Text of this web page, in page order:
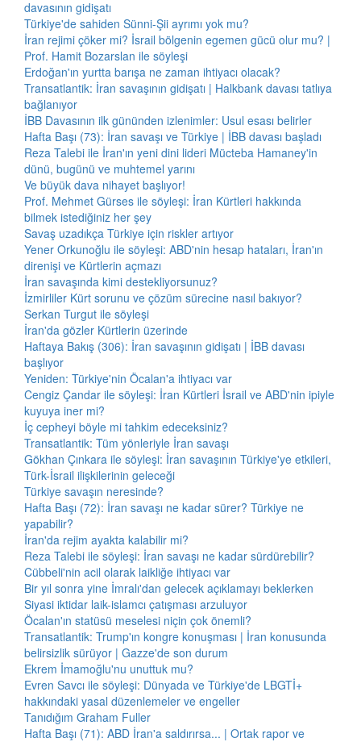
davasının gidişatı
Türkiye'de sahiden Sünni-Şii ayrımı yok mu?
İran rejimi çöker mi? İsrail bölgenin egemen gücü olur mu? |
Prof. Hamit Bozarslan ile söyleşi
Erdoğan'ın yurtta barışa ne zaman ihtiyacı olacak?
Transatlantik: İran savaşının gidişatı | Halkbank davası tatlıya
bağlanıyor
İBB Davasının ilk gününden izlenimler: Usul esası belirler
Hafta Başı (73): İran savaşı ve Türkiye | İBB davası başladı
Reza Talebi ile İran'ın yeni dini lideri Mücteba Hamaney'in
dünü, bugünü ve muhtemel yarını
Ve büyük dava nihayet başlıyor!
Prof. Mehmet Gürses ile söyleşi: İran Kürtleri hakkında
bilmek istediğiniz her şey
Savaş uzadıkça Türkiye için riskler artıyor
Yener Orkunoğlu ile söyleşi: ABD'nin hesap hataları, İran'ın
direnişi ve Kürtlerin açmazı
İran savaşında kimi destekliyorsunuz?
İzmirliler Kürt sorunu ve çözüm sürecine nasıl bakıyor?
Serkan Turgut ile söyleşi
İran'da gözler Kürtlerin üzerinde
Haftaya Bakış (306): İran savaşının gidişatı | İBB davası
başlıyor
Yeniden: Türkiye'nin Öcalan'a ihtiyacı var
Cengiz Çandar ile söyleşi: İran Kürtleri İsrail ve ABD'nin ipiyle
kuyuya iner mi?
İç cepheyi böyle mi tahkim edeceksiniz?
Transatlantik: Tüm yönleriyle İran savaşı
Gökhan Çınkara ile söyleşi: İran savaşının Türkiye'ye etkileri,
Türk-İsrail ilişkilerinin geleceği
Türkiye savaşın neresinde?
Hafta Başı (72): İran savaşı ne kadar sürer? Türkiye ne
yapabilir?
İran'da rejim ayakta kalabilir mi?
Reza Talebi ile söyleşi: İran savaşı ne kadar sürdürebilir?
Cübbeli'nin acil olarak laikliğe ihtiyacı var
Bir yıl sonra yine İmralı'dan gelecek açıklamayı beklerken
Siyasi iktidar laik-islamcı çatışması arzuluyor
Öcalan'ın statüsü meselesi niçin çok önemli?
Transatlantik: Trump'ın kongre konuşması | İran konusunda
belirsizlik sürüyor | Gazze'de son durum
Ekrem İmamoğlu'nu unuttuk mu?
Evren Savcı ile söyleşi: Dünyada ve Türkiye'de LBGTİ+
hakkındaki yasal düzenlemeler ve engeller
Tanıdığım Graham Fuller
Hafta Başı (71): ABD İran'a saldırırsa... | Ortak rapor ve